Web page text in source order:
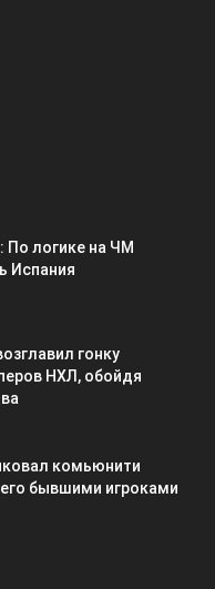
логике на ЧМ
Испания
гонку
НХЛ, обойдя
комьюнити
его бывшими игроками